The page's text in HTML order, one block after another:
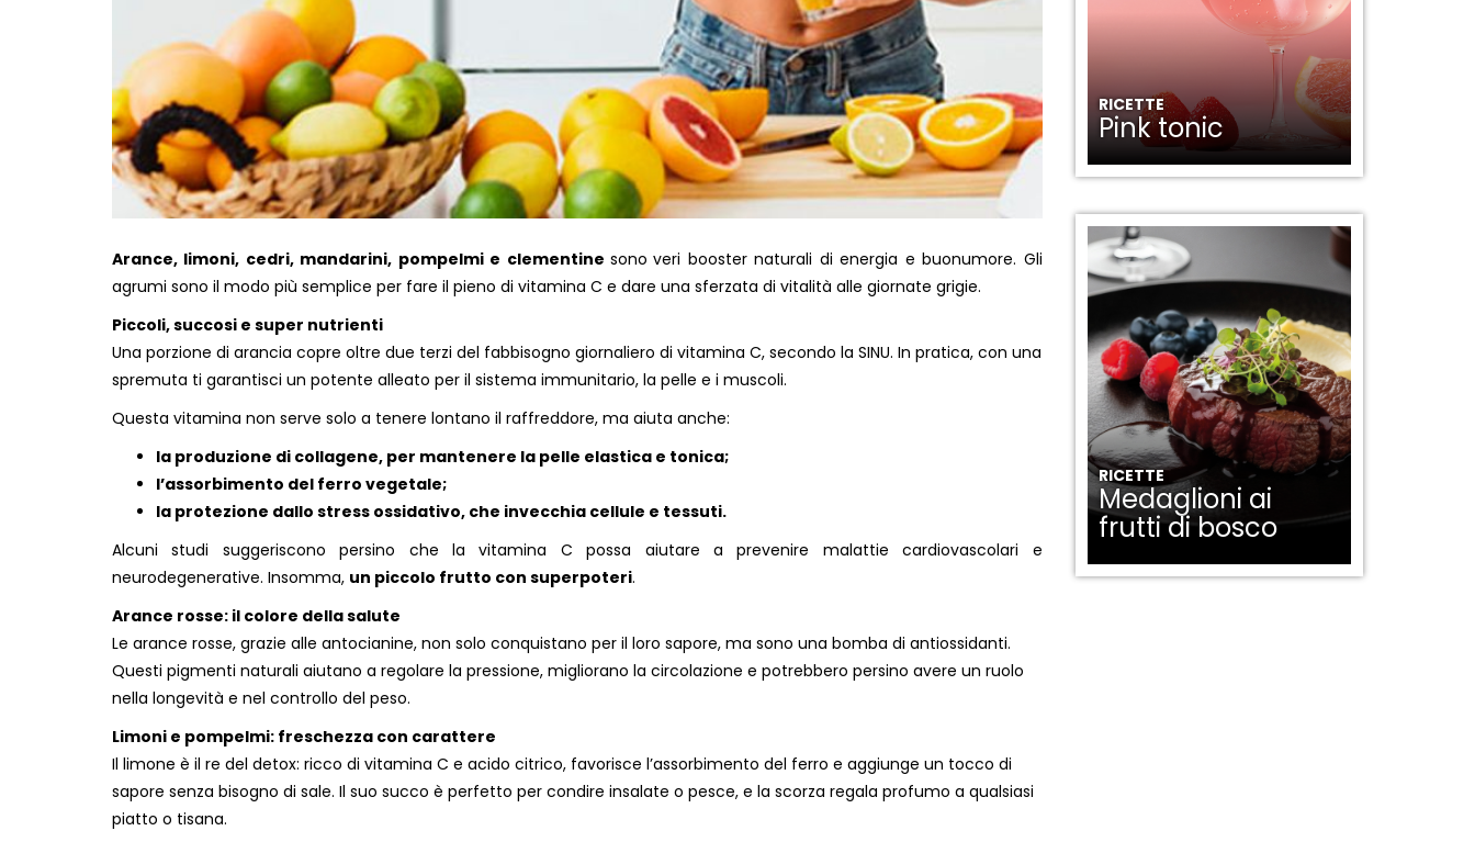
Arance, limoni, cedri, mandarini, pompelmi e clementinesono veri booster naturali di energia e buonumore. Gli
agrumi sono il modo più semplice per fare il pieno di vitamina C e dare una sferzata di vitalità alle giornate grigie.
Piccoli, succosi e super nutrienti
Una porzione di arancia copre oltre due terzi del fabbisogno giornaliero di vitamina C, secondo la SINU. In pratica, con una
spremuta ti garantisci un potente alleato per il sistema immunitario, la pelle e i muscoli.
Questa vitamina non serve solo a tenere lontano il raffreddore, ma aiuta anche:
la produzione di collagene, per mantenere la pelle elastica e tonica;
l’assorbimento del ferro vegetale;
la protezione dallo stress ossidativo, che invecchia cellule e tessuti.
Alcuni studi suggeriscono persino che la vitamina C possa aiutare a prevenire malattie cardiovascolari e
neurodegenerative. Insomma, un piccolo frutto con superpoteri.
Arance rosse: il colore della salute
Le arance rosse, grazie alle antocianine, non solo conquistano per il loro sapore, ma sono una bomba di antiossidanti.
Questi pigmenti naturali aiutano a regolare la pressione, migliorano la circolazione e potrebbero persino avere un ruolo
nella longevità e nel controllo del peso.
Limoni e pompelmi: freschezza con carattere
Il limone è il re del detox: ricco di vitamina C e acido citrico, favorisce l’assorbimento del ferro e aggiunge un tocco di
sapore senza bisogno di sale. Il suo succo è perfetto per condire insalate o pesce, e la scorza regala profumo a qualsiasi
piatto o tisana.
RICETTE
Pink tonic
RICETTE
Medaglioni ai
frutti di bosco